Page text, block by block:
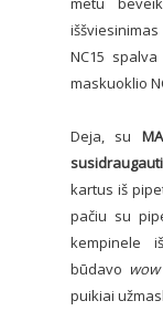
NC15
maskuoklio
Deja, su
kartus iš
pačiu su
kempinele
būdavo wow
puikiai